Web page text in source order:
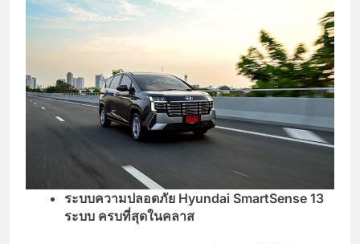
ระบบความปลอดภัย Hyundai SmartSense 13
ระบบ ครบที่สุดในคลาส